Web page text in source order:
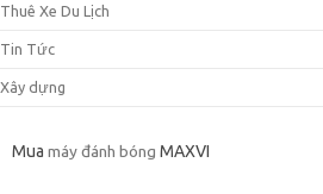
Thuê Xe Du Lịch
Tin Tức
Xây dựng
Mua máy đánh bóng MAXVI